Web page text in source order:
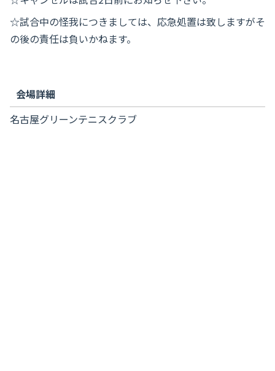
☆試合中の怪我につきましては、応急処置は致しますがそ
の後の責任は負いかねます。
会場詳細
名古屋グリーンテニスクラブ